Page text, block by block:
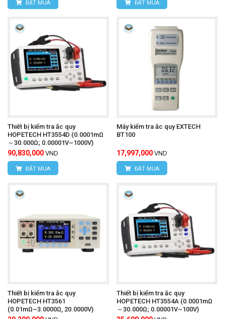
ĐẶT MUA ĐẶT MUA
Thiết bị kiểm tra ắc quy
HOPETECH HT3554D (0.0001mΩ
～30.000Ω; 0.00001V~1000V)
90,830,000 VND
ĐẶT MUA
Máy kiểm tra ắc quy EXTECH
BT100
17,997,000 VND
ĐẶT MUA
Thiết bị kiểm tra ắc quy
HOPETECH HT3561
(0.01mΩ~3.0000Ω, 20.0000V)
Thiết bị kiểm tra ắc quy
HOPETECH HT3554A (0.0001mΩ
～30.000Ω; 0.00001V~100V)